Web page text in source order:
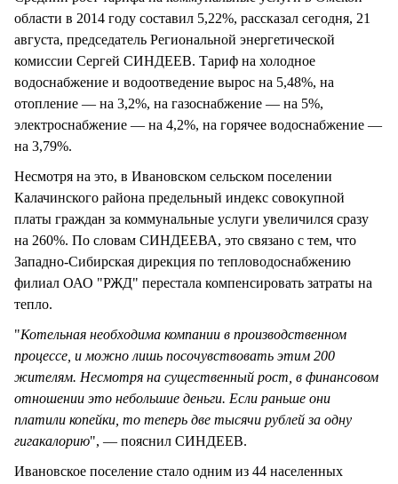
области в 2014 году составил 5,22%, рассказал сегодня, 21
августа, председатель Региональной энергетической
комиссии Сергей СИНДЕЕВ. Тариф на холодное
водоснабжение и водоотведение вырос на 5,48%, на
отопление — на 3,2%, на газоснабжение — на 5%,
электроснабжение — на 4,2%, на горячее водоснабжение —
на 3,79%.
Несмотря на это, в Ивановском сельском поселении
Калачинского района предельный индекс совокупной
платы граждан за коммунальные услуги увеличился сразу
на 260%. По словам СИНДЕЕВА, это связано с тем, что
Западно-Сибирская дирекция по тепловодоснабжению
филиал ОАО "РЖД" перестала компенсировать затраты на
тепло.
"Котельная необходима компании в производственном
процессе, и можно лишь посочувствовать этим 200
жителям. Несмотря на существенный рост, в финансовом
отношении это небольшие деньги. Если раньше они
платили копейки, то теперь две тысячи рублей за одну
гигакалорию", — пояснил СИНДЕЕВ.
Ивановское поселение стало одним из 44 населенных